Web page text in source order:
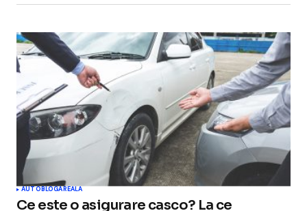
AUTOBLOGAREALA
Ce este o asigurare casco? La ce